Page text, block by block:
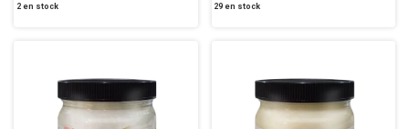
2en stock 29 en stock